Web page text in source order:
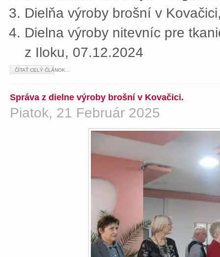
Dielňa výroby brošní v
Dielna výroby nitevníc pre
z Iloku, 07.12.2024
ČÍTAŤ CELÝ ČLÁNOK...
Správa z dielne výroby brošní v Kovačici.
Piatok, 21 Február 2025